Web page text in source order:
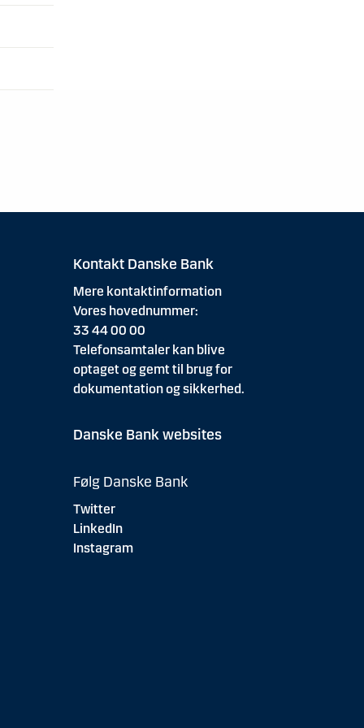
Kontakt Danske Bank
Mere kontaktinformation
Vores hovednummer:
33 44 00 00
Telefonsamtaler kan blive
optaget og gemt til brug for
dokumentation og sikkerhed.
Danske Bank websites
Følg Danske Bank
Twitter
LinkedIn
Instagram